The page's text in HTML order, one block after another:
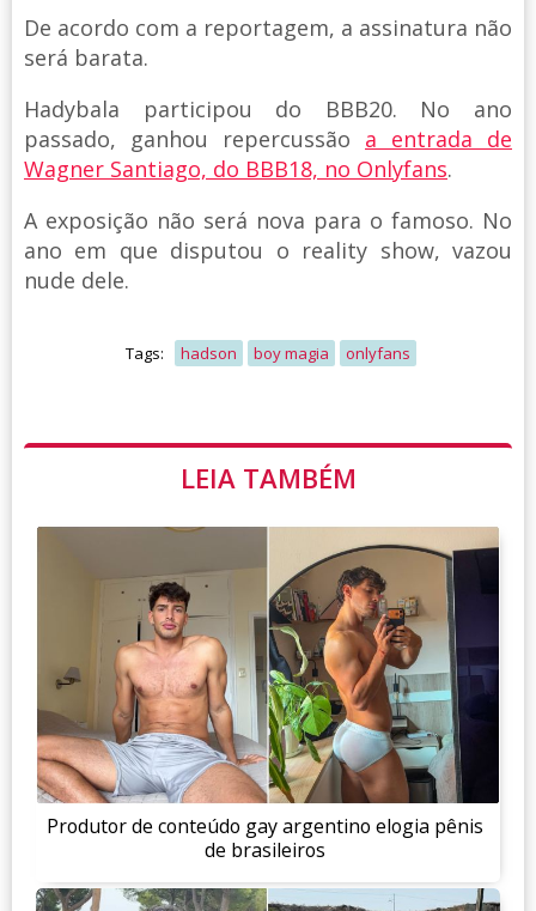
De acordo com a reportagem, a assinatura não
será barata.
Hadybala participou do BBB20. No ano
passado, ganhou repercussão a entrada de
Wagner Santiago, do BBB18, no Onlyfans.
A exposição não será nova para o famoso. No
ano em que disputou o reality show, vazou
nude dele.
Tags: hadson boy magia onlyfans
LEIA TAMBÉM
Produtor de conteúdo gay argentino elogia pênis
de brasileiros